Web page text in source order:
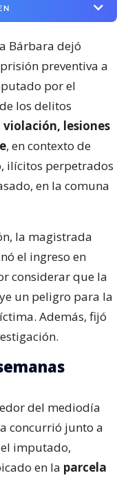
Bárbara dejó
preventiva a
por el
los delitos
violación, lesiones
, en contexto de
ilícitos perpetrados
en la comuna
la magistrada
el ingreso en
considerar que la
un peligro para la
Además, fijó
del mediodía
concurrió junto a
imputado,
en la parcela